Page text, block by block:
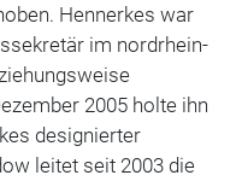
Hennerkes war
im nordrhein-
2005 holte ihn
designierter
leitet seit 2003 die